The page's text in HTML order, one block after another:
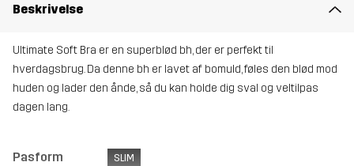
Beskrivelse
Ultimate Soft Bra er en superblød bh, der er perfekt til
hverdagsbrug. Da denne bh er lavet af bomuld, føles den blød mod
huden og lader den ånde, så du kan holde dig sval og veltilpas
dagen lang.
Pasform SLIM